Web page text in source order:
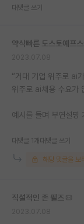
대댓글 쓰기
약삭빠른 도스토예프스
“거대 기업 위주로 ai
위주로 ai채용 수요가
예시를 들며 부연설명
대댓글 1개 대댓글 쓰기
해당 댓글을 보
직설적인 존 필즈